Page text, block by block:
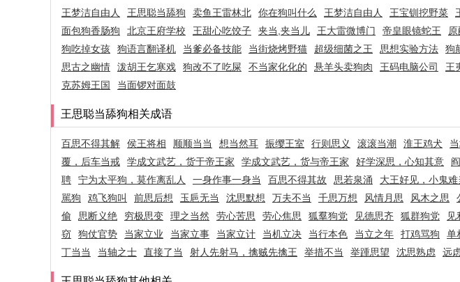
王梦洁自由人 王思聪当舔狗 卖鱼王雷林北 你在狗叫什么 王梦洁自由人 王宝钏挖野菜
面包狗香肠狗
北京王府学校 王甜心吃饺子 夹当,夹当儿 王大雷微博门 帝皇眼镜蛇王
狗吃掉女孩
狗语言翻译机 当爹必备技能 当街烧烤野猫 超级细菌之王 思想实验方法 狗
思古之幽情
泼胡王乞寒戏 狗改不了吃屎 不当家化化的 悬羊头卖狗肉 王码电脑公司 王
克苏姆王国
当面锣对面鼓
王思聪当舔狗相关成语
百思不得其解 侯王将相 顺顺当当 想当然耳 振缨王室 行则思义 滚滚当潮 淮王鸡犬
覆，后车当戒
学成文武艺，货于帝王家 学成文武艺，货与帝王家 好学深思，心知其意
聘
宁为太平狗，莫作离乱人 一身作事一身当 百思不得其故 思若泉涌 大王好见，小鬼难
駡狗
鸡飞狗叫 前思后想 玉巵无当 沈思默想 万夫不当 千思万想 风情月思 风木之思
偷
思断义绝 穷极思变 理之当然 劳心苦思 劳心焦思 狐羣狗党 见德思齐 狐群狗党 见
窃
狗仗官势 当家立业 当家立事 当家立计 当机立决 当行本色 当立之年 打鸡骂狗 单
丁当当
当轴之士 直接了当 射人先射马，擒贼先擒王 举措不当 举踵思望 沈思熟虑 远